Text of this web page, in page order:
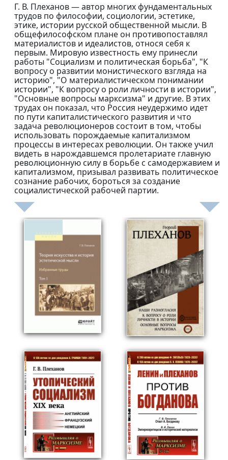
Г. В. Плеханов — автор многих фундаментальных
трудов по философии, социологии, эстетике,
этике, истории русской общественной мысли. В
общефилософском плане он противопоставлял
материалистов и идеалистов, относя себя к
первым. Мировую известность ему принесли
работы "Социализм и политическая борьба", "К
вопросу о развитии монистического взгляда на
историю", "О материалистическом понимании
истории", "К вопросу о роли личности в истории",
"Основные вопросы марксизма" и другие. В этих
трудах он показал, что Россия неудержимо идет
по пути капиталистического развития и что
задача революционеров состоит в том, чтобы
использовать порождаемые капитализмом
процессы в интересах революции. Он также учил
видеть в нарождавшемся пролетариате главную
революционную силу в борьбе с самодержавием и
капитализмом, призывал развивать политическое
сознание рабочих, бороться за создание
социалистической рабочей партии.